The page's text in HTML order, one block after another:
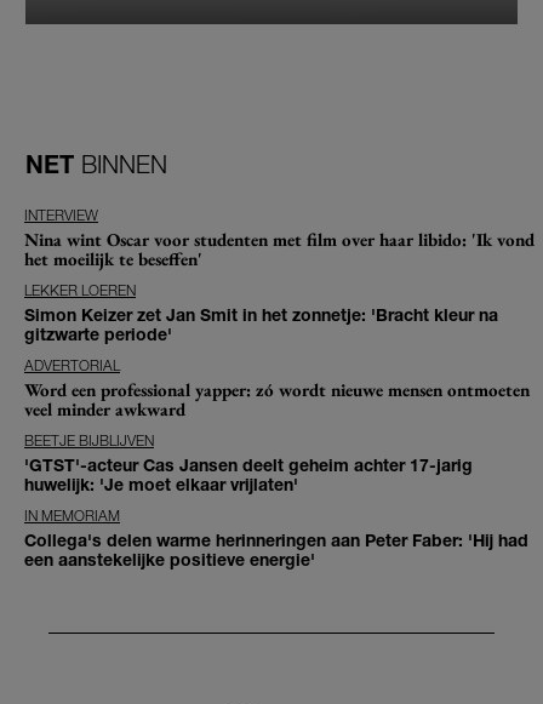
NET BINNEN
INTERVIEW
Nina wint Oscar voor studenten met film over haar libido: 'Ik vond
het moeilijk te beseffen'
LEKKER LOEREN
Simon Keizer zet Jan Smit in het zonnetje: 'Bracht kleur na
gitzwarte periode'
ADVERTORIAL
Word een professional yapper: zó wordt nieuwe mensen ontmoeten
veel minder awkward
BEETJE BIJBLIJVEN
'GTST'-acteur Cas Jansen deelt geheim achter 17-jarig
huwelijk: 'Je moet elkaar vrijlaten'
IN MEMORIAM
Collega's delen warme herinneringen aan Peter Faber: 'Hij had
een aanstekelijke positieve energie'